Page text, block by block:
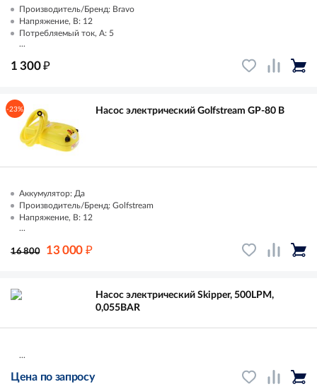
Производитель/Бренд: Bravo
Напряжение, В: 12
Потребляемый ток, А: 5
...
1 300₽
-23% Насос электрический Golfstream GP-80 B
Аккумулятор: Да
Производитель/Бренд: Golfstream
Напряжение, В: 12
...
16 800 13 000 ₽
Насос электрический Skipper, 500LPM,
0,055BAR
...
Цена по запросу